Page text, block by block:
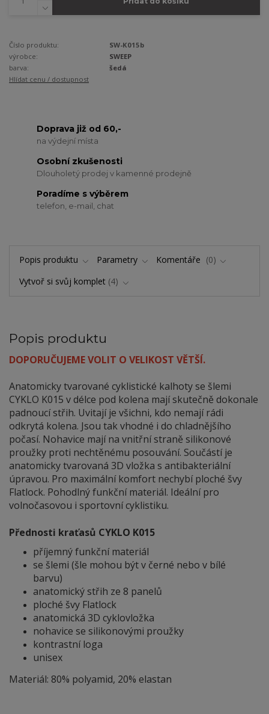
Číslo produktu:
SW-K015b
výrobce:
SWEEP
barva:
šedá
Hlídat cenu / dostupnost
Doprava již od 60,-
na výdejní místa
Osobní zkušenosti
Dlouholetý prodej v kamenné prodejně
Poradíme s výběrem
telefon, e-mail, chat
Popis produktu Parametry Komentáře
0
Vytvoř si svůj komplet 4
Popis produktu
DOPORUČUJEME VOLIT O VELIKOST VĚTŠÍ.
Anatomicky tvarované cyklistické kalhoty se šlemi
CYKLO K015 v délce pod kolena mají skutečně dokonale
padnoucí střih. Uvitají je všichni, kdo nemají rádi
odkrytá kolena. Jsou tak vhodné i do chladnějšího
počasí. Nohavice mají na vnitřní straně silikonové
proužky proti nechtěnému posouvání. Součástí je
anatomicky tvarovaná 3D vložka s antibakteriální
úpravou. Pro maximální komfort nechybí ploché švy
Flatlock. Pohodlný funkční materiál. Ideální pro
volnočasovou i sportovní cyklistiku.
Přednosti kraťasů CYKLO K015
příjemný funkční materiál
se šlemi (šle mohou být v černé nebo v bílé
barvu)
anatomický střih ze 8 panelů
ploché švy Flatlock
anatomická 3D cyklovložka
nohavice se silikonovými proužky
kontrastní loga
unisex
Materiál: 80% polyamid, 20% elastan